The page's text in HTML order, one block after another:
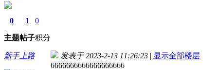
0
主题
1
帖子
0
积分
新手上路 发表于 2023-2-13 11:26:23 | 显示全部楼层
6666666666666666666